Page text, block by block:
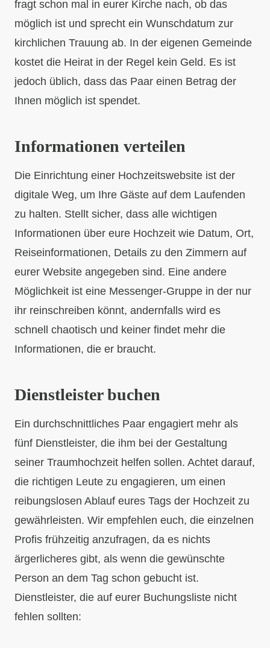
fragt schon mal in eurer Kirche nach, ob das
möglich ist und sprecht ein Wunschdatum zur
kirchlichen Trauung ab. In der eigenen Gemeinde
kostet die Heirat in der Regel kein Geld. Es ist
jedoch üblich, dass das Paar einen Betrag der
Ihnen möglich ist spendet.
Informationen verteilen
Die Einrichtung einer Hochzeitswebsite ist der
digitale Weg, um Ihre Gäste auf dem Laufenden
zu halten. Stellt sicher, dass alle wichtigen
Informationen über eure Hochzeit wie Datum, Ort,
Reiseinformationen, Details zu den Zimmern auf
eurer Website angegeben sind. Eine andere
Möglichkeit ist eine Messenger-Gruppe in der nur
ihr reinschreiben könnt, andernfalls wird es
schnell chaotisch und keiner findet mehr die
Informationen, die er braucht.
Dienstleister buchen
Ein durchschnittliches Paar engagiert mehr als
fünf Dienstleister, die ihm bei der Gestaltung
seiner Traumhochzeit helfen sollen. Achtet darauf,
die richtigen Leute zu engagieren, um einen
reibungslosen Ablauf eures Tags der Hochzeit zu
gewährleisten. Wir empfehlen euch, die einzelnen
Profis frühzeitig anzufragen, da es nichts
ärgerlicheres gibt, als wenn die gewünschte
Person an dem Tag schon gebucht ist.
Dienstleister, die auf eurer Buchungsliste nicht
fehlen sollten: